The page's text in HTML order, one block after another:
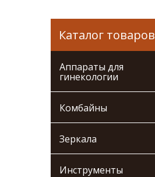
Каталог товаров
Аппараты для
гинекологии
Комбайны
Зеркала
Инструменты